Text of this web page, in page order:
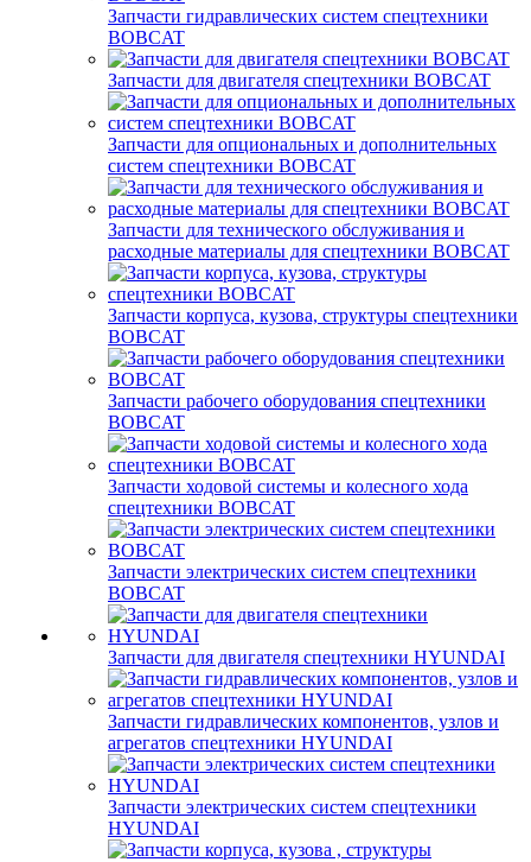
Запчасти гидравлических систем спецтехники
BOBCAT
Запчасти для двигателя спецтехники BOBCAT
Запчасти для опциональных и дополнительных
систем спецтехники BOBCAT
Запчасти для технического обслуживания и
расходные материалы для спецтехники BOBCAT
Запчасти корпуса, кузова, структуры спецтехники
BOBCAT
Запчасти рабочего оборудования спецтехники
BOBCAT
Запчасти ходовой системы и колесного хода
спецтехники BOBCAT
Запчасти электрических систем спецтехники
BOBCAT
Запчасти для двигателя спецтехники HYUNDAI
Запчасти гидравлических компонентов, узлов и
агрегатов спецтехники HYUNDAI
Запчасти электрических систем спецтехники
HYUNDAI